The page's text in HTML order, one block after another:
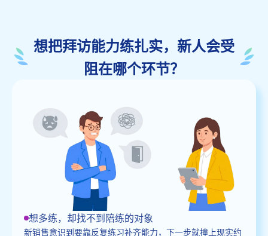
想把拜访能力练扎实，新人会受
阻在哪个环节？
想多练，却找不到陪练的对象
新销售意识到要靠反复练习补齐能力，下一步就撞上现实约